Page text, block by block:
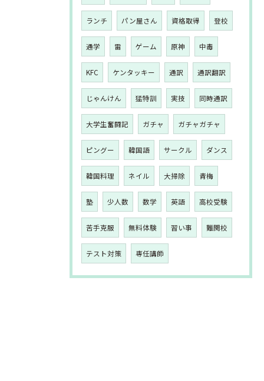
ランチ パン屋さん 資格取得 登校
通学 雷 ゲーム 原神 中毒
KFC ケンタッキー 通訳 通訳翻訳
じゃんけん 猛特訓 実技 同時通訳
大学生奮闘記 ガチャ ガチャガチャ
ピングー 韓国語 サークル ダンス
韓国料理 ネイル 大掃除 青梅
塾 少人数 数学 英語 高校受験
苦手克服 無料体験 習い事 難関校
テスト対策 専任講師